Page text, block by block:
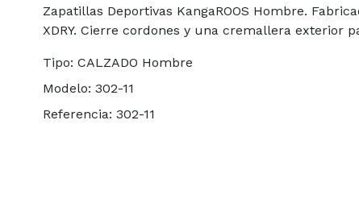
Zapatillas Deportivas KangaROOS Hombre.
XDRY. Cierre cordones y una cremallera
Tipo: CALZADO Hombre
Modelo: 302-11
Referencia: 302-11